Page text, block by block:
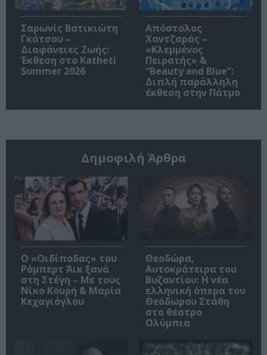
Σαρωνίς Βατικιώτη
Γκάτσου –
Διαφάνειες Ζωής:
Έκθεση στο Katheti
Summer 2026
Απόστολος
Χαντζαράς –
«Κλεμμένος
Πειρατής» &
“Beauty and Blue”:
Διπλή παράλληλη
έκθεση στην Πάτμο
Δημοφιλή Άρθρα
O «Οιδίποδας» του
Ρόμπερτ Άικ ξανά
στη Στέγη – Με τους
Νίκο Κουρή & Μαρία
Κεχαγιόγλου
Θεοδώρα,
Αυτοκράτειρα του
Βυζαντίου: Η νέα
ελληνική όπερα του
Θεόδωρου Στάθη
στο θέατρο
Ολύμπια